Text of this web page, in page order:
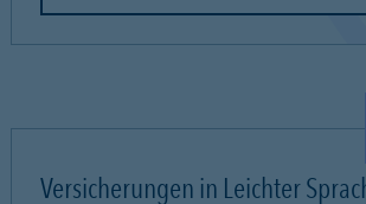
Versicherungen in Leichter